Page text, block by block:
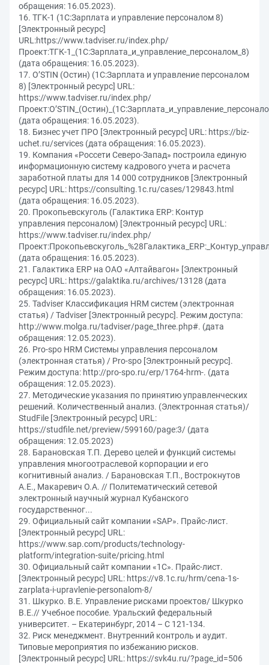
обращения: 16.05.2023).
16. ТГК-1 (1С:Зарплата и управление персоналом 8)
[Электронный ресурс]
URL:https://www.tadviser.ru/index.php/
Проект:ТГК-1_(1С:Зарплата_и_управление_персоналом_8)
(дата обращения: 16.05.2023).
17. O’STIN (Остин) (1С:Зарплата и управление персоналом
8) [Электронный ресурс] URL:
https://www.tadviser.ru/index.php/
(дата обращения: 16.05.2023).
18. Бизнес учет ПРО [Электронный ресурс] URL: https://biz-
uchet.ru/services (дата обращения: 16.05.2023).
19. Компания «Россети Северо-Запад» построила единую
информационную систему кадрового учета и расчета
заработной платы для 14 000 сотрудников [Электронный
ресурс] URL: https://consulting.1c.ru/cases/129843.html
(дата обращения: 16.05.2023).
20. Прокопьевскуголь (Галактика ERP: Контур
управления персоналом) [Электронный ресурс] URL:
https://www.tadviser.ru/index.php/
(дата обращения: 16.05.2023).
21. Галактика ERP на ОАО «Алтайвагон» [Электронный
ресурс] URL: https://galaktika.ru/archives/13128 (дата
обращения: 16.05.2023).
25. Tadviser Классификация HRM систем (электронная
статья) / Tadviser [Электронный ресурс]. Режим доступа:
http://www.molga.ru/tadviser/page_three.php#. (дата
обращения: 12.05.2023).
26. Pro-spo HRM Системы управления персоналом
(электронная статья) / Pro-spo [Электронный ресурс].
Режим доступа: http://pro-spo.ru/erp/1764-hrm-. (дата
обращения: 12.05.2023).
27. Методические указания по принятию управленческих
решений. Количественный анализ. (Электронная статья)/
StudFile [Электронный ресурс] URL:
https://studfile.net/preview/599160/page:3/ (дата
обращения: 12.05.2023)
28. Барановская Т.П. Дерево целей и функций системы
управления многоотраслевой корпорации и его
когнитивный анализ. / Барановская Т.П., Вострокнутов
А.Е., Макаревич О.А. // Политематический сетевой
электронный научный журнал Кубанского
государственног...
29. Официальный сайт компании «SAP». Прайс-лист.
[Электронный ресурс] URL:
https://www.sap.com/products/technology-
platform/integration-suite/pricing.html
30. Официальный сайт компании «1C». Прайс-лист.
[Электронный ресурс] URL: https://v8.1c.ru/hrm/cena-1s-
zarplata-i-upravlenie-personalom-8/
31. Шкурко. В.Е. Управление рисками проектов/ Шкурко
В.Е.// Учебное пособие. Уральский федеральный
университет. – Екатеринбург, 2014 – С 121-134.
32. Риск менеджмент. Внутренний контроль и аудит.
Типовые мероприятия по избежанию рисков.
[Электронный ресурс] URL: https://svk4u.ru/?page_id=506